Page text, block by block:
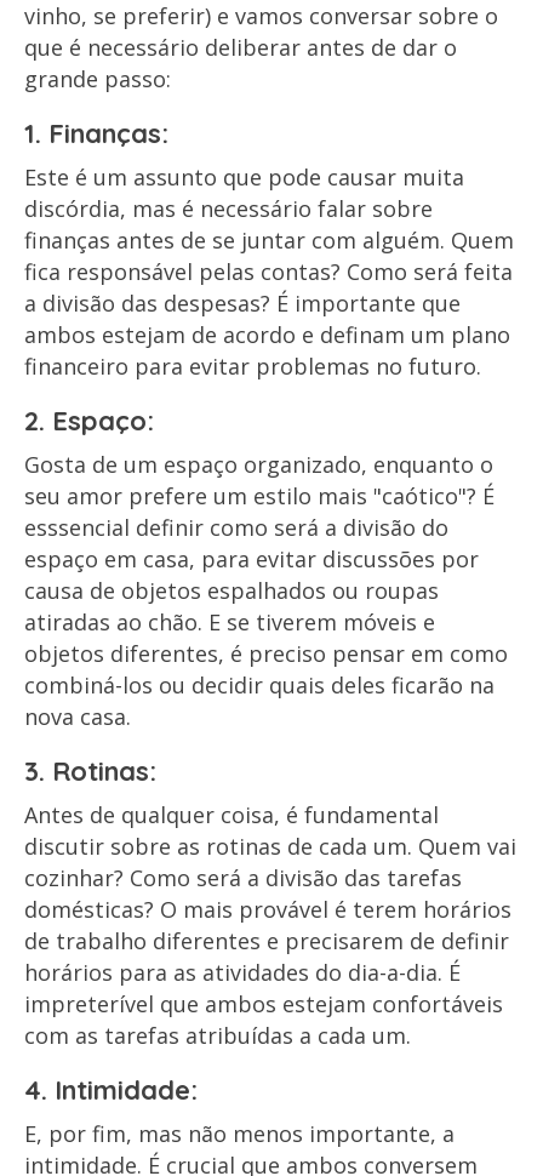
vinho, se preferir) e vamos conversar sobre o
que é necessário deliberar antes de dar o
grande passo:
1. Finanças:
Este é um assunto que pode causar muita
discórdia, mas é necessário falar sobre
finanças antes de se juntar com alguém. Quem
fica responsável pelas contas? Como será feita
a divisão das despesas? É importante que
ambos estejam de acordo e definam um plano
financeiro para evitar problemas no futuro.
2. Espaço:
Gosta de um espaço organizado, enquanto o
seu amor prefere um estilo mais "caótico"? É
esssencial definir como será a divisão do
espaço em casa, para evitar discussões por
causa de objetos espalhados ou roupas
atiradas ao chão. E se tiverem móveis e
objetos diferentes, é preciso pensar em como
combiná-los ou decidir quais deles ficarão na
nova casa.
3. Rotinas:
Antes de qualquer coisa, é fundamental
discutir sobre as rotinas de cada um. Quem vai
cozinhar? Como será a divisão das tarefas
domésticas? O mais provável é terem horários
de trabalho diferentes e precisarem de definir
horários para as atividades do dia-a-dia. É
impreterível que ambos estejam confortáveis
com as tarefas atribuídas a cada um.
4. Intimidade:
E, por fim, mas não menos importante, a
intimidade. É crucial que ambos conversem